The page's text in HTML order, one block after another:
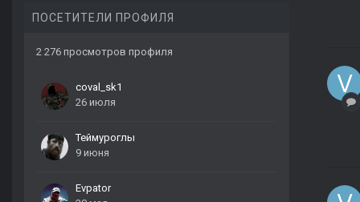
ПОСЕТИТЕЛИ ПРОФИЛЯ
2 276 просмотров профиля
coval_sk1
26 июля
Теймуроглы
9 июня
Evpator